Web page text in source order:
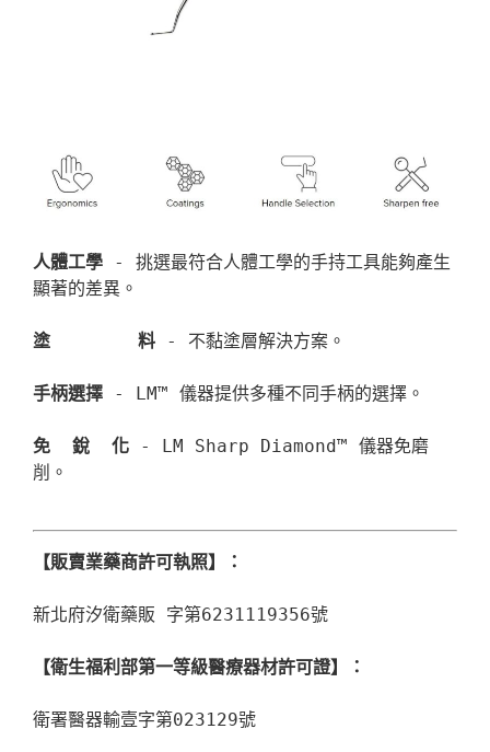
人體工學 - 挑選最符合人體工學的手持工具能夠產生
顯著的差異。
塗        料 - 不黏塗層解決方案。
手柄選擇 - LM™ 儀器提供多種不同手柄的選擇。
免  銳  化 - LM Sharp Diamond™ 儀器免磨
削。
【販賣業藥商許可執照】：
新北府汐衛藥販 字第6231119356號
【衛生福利部第一等級醫療器材許可證】：
衛署醫器輸壹字第023129號